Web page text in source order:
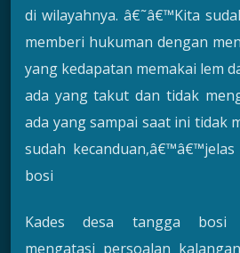
di wilayahnya. â€˜â€™Kita
memberi hukuman dengan
yang kedapatan memakai lem
ada yang takut dan tidak
ada yang sampai saat ini tidak
sudah
bosi
Kades desa tangga bosi
mengatasi persoalan